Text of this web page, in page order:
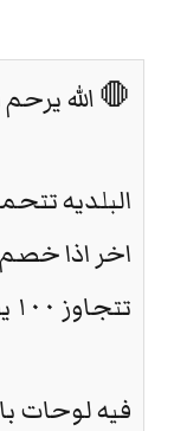
🛑 الله
البلديه
اخر اذا
تتجاوز ١٠٠ يفترض ان يعاقبوا عقاب شديد !!
فيه لوحات